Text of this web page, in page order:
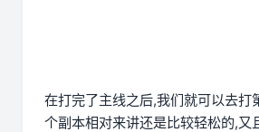
在打完了主线之后,我们就可以去打
个副本相对来讲还是比较轻松的,又